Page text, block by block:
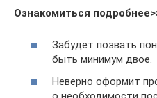
Ознакомиться
Забудет позвать
быть минимум двое.
Неверно оформит